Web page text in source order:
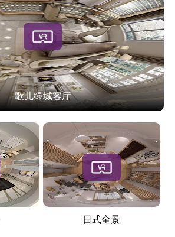
歌儿绿城客厅
日式全景